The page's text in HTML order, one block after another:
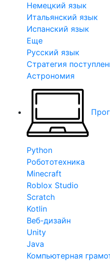
Немецкий язык
Итальянский язык
Испанский язык
Еще
Русский язык
Стратегия
Астрономия
Python
Робототехника
Minecraft
Roblox Studio
Scratch
Kotlin
Веб-дизайн
Unity
Java
Компьютерная